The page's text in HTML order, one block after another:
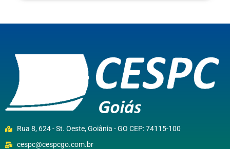
Rua 8, 624 - St. Oeste, Goiânia - GO CEP: 74115-100
cespc@cespcgo.com.br